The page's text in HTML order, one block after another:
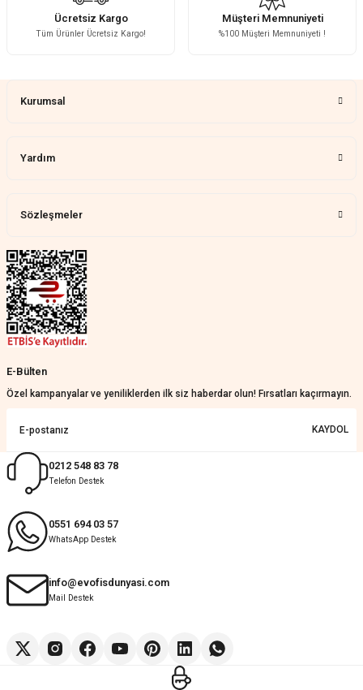
Ücretsiz Kargo
Tüm Ürünler Ücretsiz Kargo!
Müşteri Memnuniyeti
%100 Müşteri Memnuniyeti !
Kurumsal
Yardım
Sözleşmeler
E-Bülten
Özel kampanyalar ve yeniliklerden ilk siz haberdar olun! Fırsatları kaçırmayın.
KAYDOL
0212 548 83 78
Telefon Destek
0551 694 03 57
WhatsApp Destek
info@evofisdunyasi.com
Mail Destek